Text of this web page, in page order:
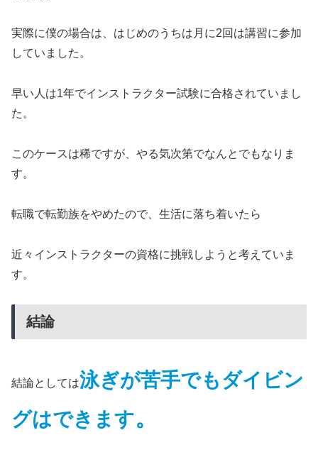
実際に僕の場合は、はじめのうちは月に2回は講習に参加
していました。
早い人は1年でインストラクター試験に合格されていまし
た。
このケースは稀ですが、やる気次第でなんとでもなりま
す。
転職で転勤族をやめたので、生活に落ち着いたら
近々インストラクターの資格に挑戦しようと考えていま
す。
結論
結論としては泳ぎが苦手でもダイビン
グはできます。